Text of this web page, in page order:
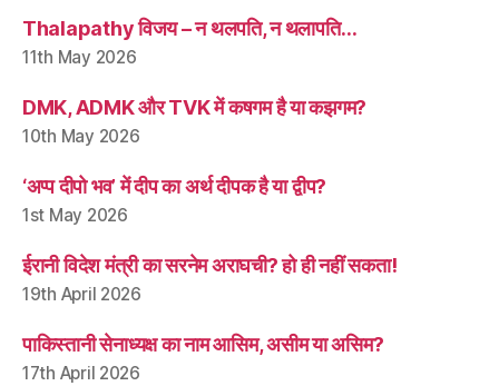
Thalapathy विजय – न थलपति, न थलापति…
11th May 2026
DMK, ADMK और TVK में कषगम है या कझगम?
10th May 2026
‘अप्प दीपो भव’ में दीप का अर्थ दीपक है या द्वीप?
1st May 2026
ईरानी विदेश मंत्री का सरनेम अराघची? हो ही नहीं सकता!
19th April 2026
पाकिस्तानी सेनाध्यक्ष का नाम आसिम, असीम या असिम?
17th April 2026